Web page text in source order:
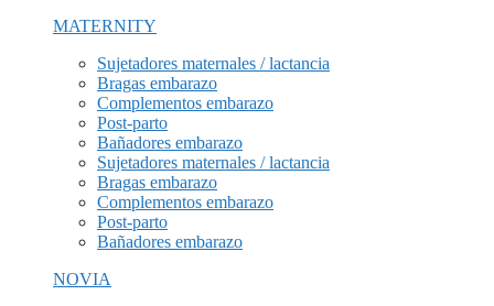
MATERNITY
Sujetadores maternales / lactancia
Bragas embarazo
Complementos embarazo
Post-parto
Bañadores embarazo
Sujetadores maternales / lactancia
Bragas embarazo
Complementos embarazo
Post-parto
Bañadores embarazo
NOVIA